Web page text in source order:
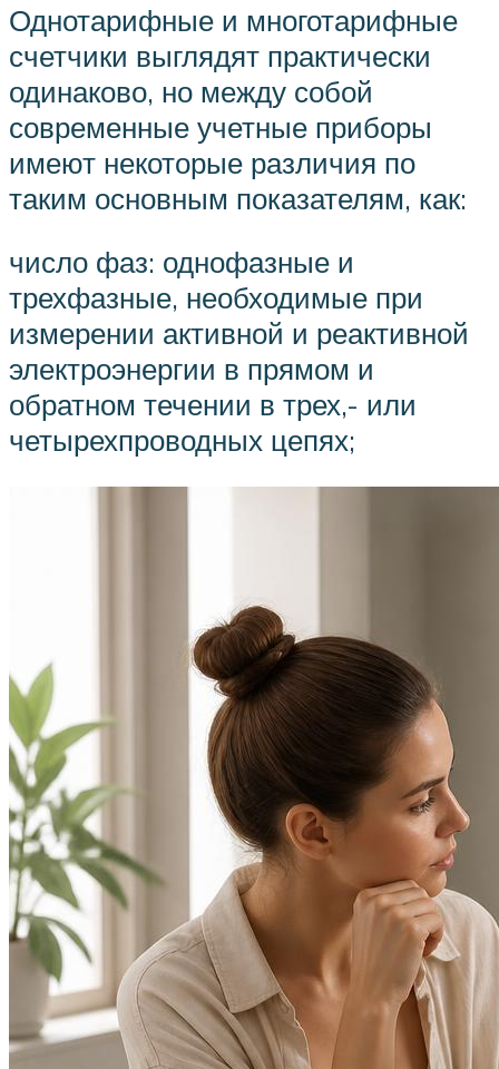
Однотарифные и многотарифные
счетчики выглядят практически
одинаково, но между собой
современные учетные приборы
имеют некоторые различия по
таким основным показателям, как:
число фаз: однофазные и
трехфазные, необходимые при
измерении активной и реактивной
электроэнергии в прямом и
обратном течении в трех,- или
четырехпроводных цепях;